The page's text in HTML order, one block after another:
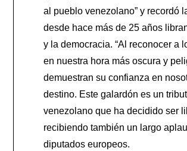
al pueblo venezolano” y recordó
desde hace más de 25 años
y la democracia. “Al reconocer a
en nuestra hora más oscura y
demuestran su confianza en
destino. Este galardón es un
venezolano que ha decidido ser
recibiendo también un largo
diputados europeos.